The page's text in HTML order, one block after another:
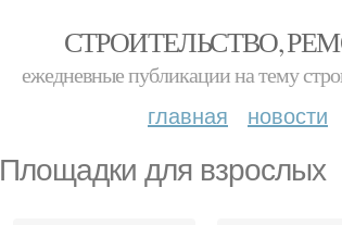
СТРОИТЕЛЬСТВО,
ежедневные публикации на тему
главная новости
Площадки для взрослых